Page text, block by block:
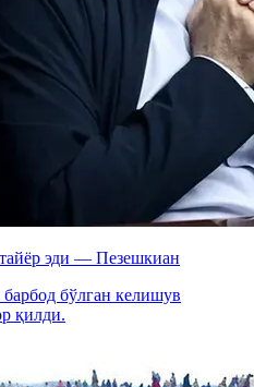
эди — Пезешкиан
бўлган келишув
қилди.